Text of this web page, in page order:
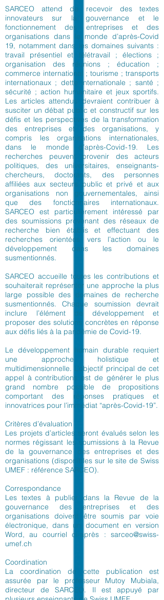
SARCEO attend de recevoir des textes
innovateurs sur la gouvernance et le
fonctionnement des entreprises et des
organisations dans le monde d’après-Covid
19, notamment dans les domaines suivants :
travail présentiel et télétravail ; élections ;
organisation des réunions ; éducation ;
commerce international ; tourisme ; transports
internationaux ; dette internationale ; santé ;
sécurité ; action humanitaire et jeux sportifs.
Les articles attendus devraient contribuer à
susciter un débat public et constructif sur les
défis et les perspectives de la transformation
des entreprises et des organisations, y
compris les organisations internationales,
dans le monde d’après-Covid-19. Les
recherches peuvent provenir des acteurs
politiques, des universitaires, enseignants-
chercheurs, doctorants, des personnes
affiliées aux secteurs public et privé et aux
organisations non gouvernementales, ainsi
que des fonctionnaires internationaux.
SARCEO est particulièrement intéressé par
des soumissions provenant des réseaux de
recherche bien établis et effectuant des
recherches orientées vers l’action ou le
développement dans les domaines
susmentionnés.
SARCEO accueille toutes les contributions et
souhaiterait représenter une approche la plus
large possible des domaines de recherche
susmentionnés. Chaque soumission devrait
inclure l’élément de développement et
proposer des solutions concrètes en réponse
aux défis liés à la pandémie de Covid-19.
Le développement humain durable requiert
une approche holistique et
multidimensionnelle. L’objectif principal de cet
appel à contributions est de générer le plus
grand nombre possible de propositions
comportant des réponses pratiques et
innovatrices pour l’immédiat “après-Covid-19”.
Critères d’évaluation
Les projets d’articles seront évalués selon les
normes régissant les soumissions à la Revue
de la gouvernance des entreprises et des
organisations (disponibles sur le site de Swiss
UMEF : référence SARCEO).
Correspondance
Les textes à publier dans la Revue de la
gouvernance des entreprises et des
organisations doivent être soumis par voie
électronique, dans un document en version
Word, au courriel ci-après : sarceo@swiss-
umef.ch
Coordination
La coordination de cette publication est
assurée par le professeur Mutoy Mubiala,
directeur de SARCEO. Il est appuyé par